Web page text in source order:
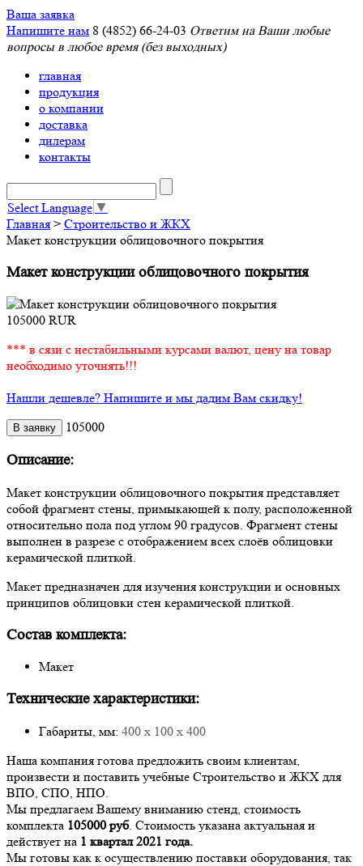
Ваша заявка
Напишите нам 8 (4852) 66-24-03 Ответим на Ваши любые
вопросы в любое время (без выходных)
главная
продукция
о компании
доставка
дилерам
контакты
Select Language ▼
Главная > Строительство и ЖКХ
Макет конструкции облицовочного покрытия
Макет конструкции облицовочного покрытия
105000 RUR
*** в сязи с нестабильными курсами валют, цену на товар
необходимо уточнять!!!
Нашли дешевле? Напишите и мы дадим Вам скидку!
105000
Описание:
Макет конструкции облицовочного покрытия представляет
собой фрагмент стены, примыкающей к полу, расположенной
относительно пола под углом 90 градусов. Фрагмент стены
выполнен в разрезе c отображением всех слоёв облицовки
керамической плиткой.
Макет предназначен для изучения конструкции и основных
принципов облицовки стен керамической плиткой.
Состав комплекта:
Макет
Технические характеристики:
Габариты, мм: 400 x 100 x 400
Наша компания готова предложить своим клиентам,
произвести и поставить учебные Строительство и ЖКХ для
ВПО, СПО, НПО.
Мы предлагаем Вашему вниманию стенд, стоимость
комплекта 105000 руб. Стоимость указана актуальная и
действует на 1 квартал 2021 года.
Мы готовы как к осуществлению поставки оборудования, так